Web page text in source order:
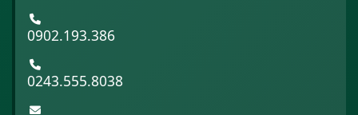
0902.193.386
0243.555.8038